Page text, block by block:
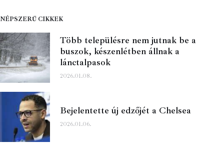
NÉPSZERŰ CIKKEK
Több településre nem jutnak be a
buszok, készenlétben állnak a
lánctalpasok
2026.01.08.
Bejelentette új edzőjét a Chelsea
2026.01.06.